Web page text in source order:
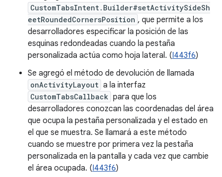
CustomTabsIntent.Builder#setActivitySideSh
eetRoundedCornersPosition , que permite a los
desarrolladores especificar la posición de las
esquinas redondeadas cuando la pestaña
personalizada actúa como hoja lateral. (I443f6)
Se agregó el método de devolución de llamada
onActivityLayout a la interfaz
CustomTabsCallback para que los
desarrolladores conozcan las coordenadas del área
que ocupa la pestaña personalizada y el estado en
el que se muestra. Se llamará a este método
cuando se muestre por primera vez la pestaña
personalizada en la pantalla y cada vez que cambie
el área ocupada. (I443f6)